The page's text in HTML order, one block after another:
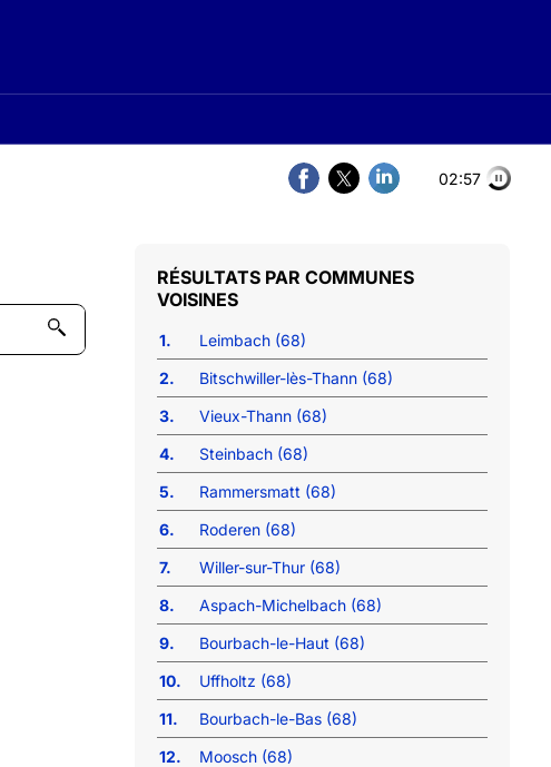
02:56
COMMUNES
VOISINES
1.
Leimbach (68)
2.
Bitschwiller-lès-Thann (68)
3.
Vieux-Thann (68)
4.
Steinbach (68)
5.
Rammersmatt (68)
6.
Roderen (68)
7.
Willer-sur-Thur (68)
8.
Aspach-Michelbach (68)
9.
Bourbach-le-Haut (68)
10.
Uffholtz (68)
11.
Bourbach-le-Bas (68)
12.
Moosch (68)